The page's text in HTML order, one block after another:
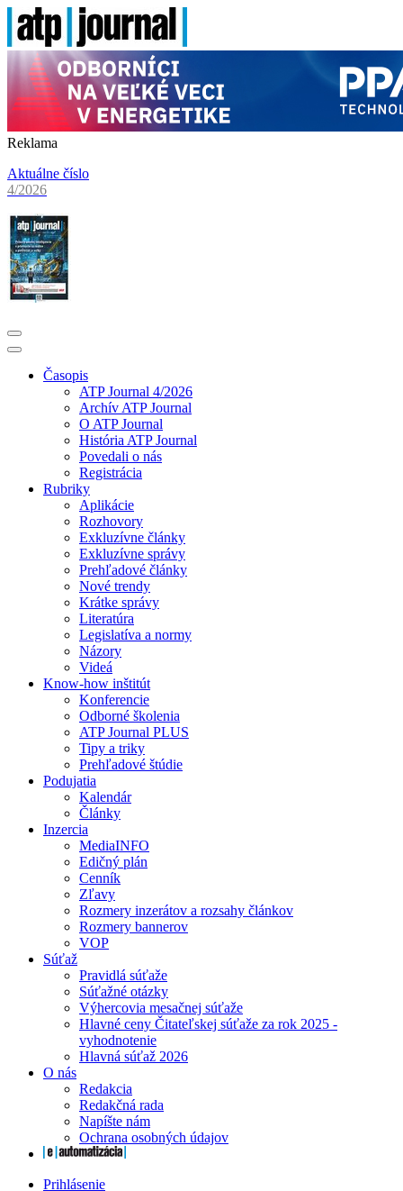
Reklama
Aktuálne číslo
4/2026
Časopis
ATP Journal 4/2026
Archív ATP Journal
O ATP Journal
História ATP Journal
Povedali o nás
Registrácia
Rubriky
Aplikácie
Rozhovory
Exkluzívne články
Exkluzívne správy
Prehľadové články
Nové trendy
Krátke správy
Literatúra
Legislatíva a normy
Názory
Videá
Know-how inštitút
Konferencie
Odborné školenia
ATP Journal PLUS
Tipy a triky
Prehľadové štúdie
Podujatia
Kalendár
Články
Inzercia
MediaINFO
Edičný plán
Cenník
Zľavy
Rozmery inzerátov a rozsahy článkov
Rozmery bannerov
VOP
Súťaž
Pravidlá súťaže
Súťažné otázky
Výhercovia mesačnej súťaže
Hlavné ceny Čitateľskej súťaže za rok 2025 -
vyhodnotenie
Hlavná súťaž 2026
O nás
Redakcia
Redakčná rada
Napíšte nám
Ochrana osobných údajov
Prihlásenie